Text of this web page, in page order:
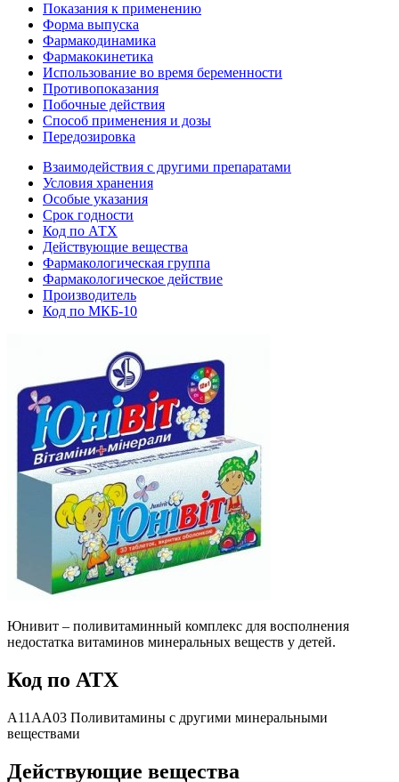
Показания к применению
Форма выпуска
Фармакодинамика
Фармакокинетика
Использование во время беременности
Противопоказания
Побочные действия
Способ применения и дозы
Передозировка
Взаимодействия с другими препаратами
Условия хранения
Особые указания
Срок годности
Код по АТХ
Действующие вещества
Фармакологическая группа
Фармакологическое действие
Производитель
Код по МКБ-10
Юнивит – поливитаминный комплекс для восполнения
недостатка витаминов минеральных веществ у детей.
Код по АТХ
A11AA03 Поливитамины с другими минеральными
веществами
Действующие вещества